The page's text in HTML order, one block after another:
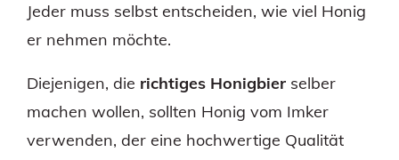
Jeder muss selbst entscheiden, wie viel Honig
er nehmen möchte.
Diejenigen, die richtiges Honigbier selber
machen wollen, sollten Honig vom Imker
verwenden, der eine hochwertige Qualität